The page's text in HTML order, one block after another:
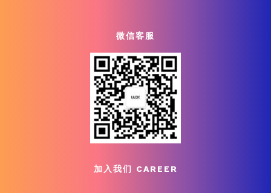
微信客服
加入我们 CAREER